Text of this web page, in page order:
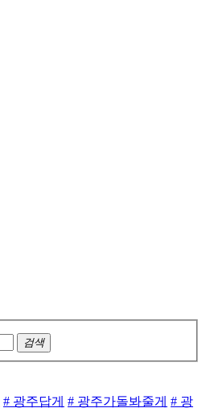
검색
# 광주답게 # 광주가돌봐줄게 # 광